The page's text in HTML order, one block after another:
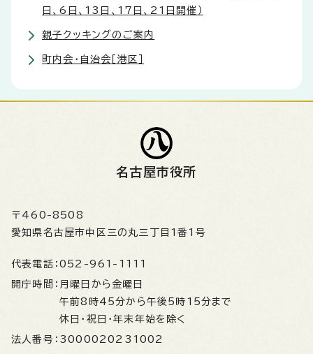
日、6日、13日、17日、21日開催）
親子クッキングのご案内
町内会・自治会［港区］
名古屋市役所
〒460-8508
愛知県名古屋市中区三の丸三丁目1番1号
代表電話： 052-961-1111
開庁時間： 月曜日から金曜日
午前8時45分から午後5時15分まで
休日・祝日・年末年始を除く
法人番号： 3000020231002